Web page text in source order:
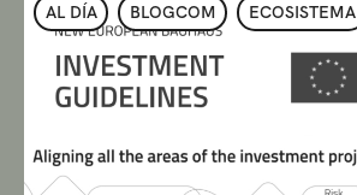
AL DÍA BLOGCOM ECOSISTEMA